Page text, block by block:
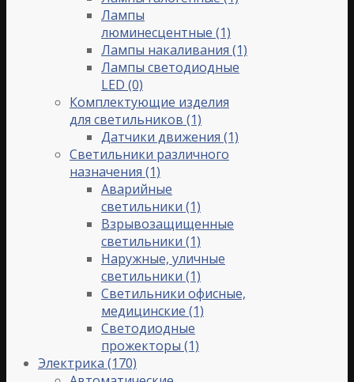
Лампы
люминесцентные (1)
Лампы накаливания (1)
Лампы светодиодные
LED (0)
Комплектующие изделия
для светильников (1)
Датчики движения (1)
Светильники различного
назначения (1)
Аварийные
светильники (1)
Взрывозащищенные
светильники (1)
Наружные, уличные
светильники (1)
Светильники офисные,
медицинские (1)
Светодиодные
прожекторы (1)
Электрика (170)